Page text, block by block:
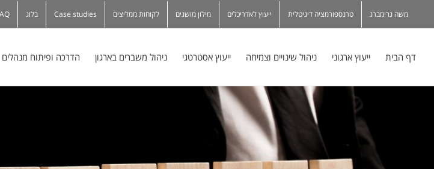
משה גרימברג טרנספורמציה דיגיטלית ייעוץ לאדריכלים מילון מושגים לקוחות ממליצים Case studies בלוג
דף הבית ייעוץ ארגוני ניהול שינויים וצמיחה ייעוץ אסטרטגי ניהול משברים בארגון הדרכה ופיתוח מנהלים